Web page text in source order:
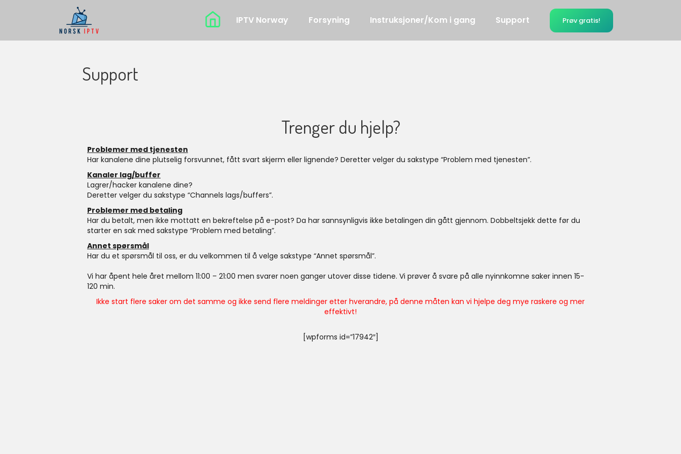
IPTV Norway Forsyning Instruksjoner/Kom i gang Support Prøv gratis!
Support
Trenger du hjelp?
Problemer med tjenesten
Har kanalene dine plutselig forsvunnet, fått svart skjerm eller lignende? Deretter velger du sakstype “Problem med tjenesten”.
Kanaler lag/buffer
Lagrer/hacker kanalene dine?
Deretter velger du sakstype “Channels lags/buffers”.
Problemer med betaling
Har du betalt, men ikke mottatt en bekreftelse på e-post? Da har sannsynligvis ikke betalingen din gått gjennom. Dobbeltsjekk dette før du
starter en sak med sakstype “Problem med betaling”.
Annet spørsmål
Har du et spørsmål til oss, er du velkommen til å velge sakstype “Annet spørsmål”.
Vi har åpent hele året mellom 11:00 – 21:00 men svarer noen ganger utover disse tidene. Vi prøver å svare på alle nyinnkomne saker innen 15-
120 min.
Ikke start flere saker om det samme og ikke send flere meldinger etter hverandre, på denne måten kan vi hjelpe deg mye raskere og mer
effektivt!
[wpforms id=”17942″]